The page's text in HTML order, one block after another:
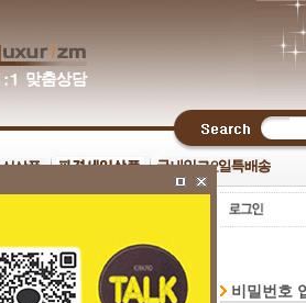
비밀번호